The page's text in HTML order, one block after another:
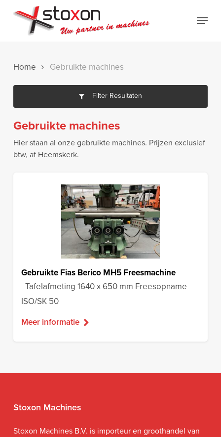
Menu
Home Gebruikte machines
Filter Resultaten
Gebruikte machines
Hier staan al onze gebruikte machines. Prijzen exclusief
btw, af Heemskerk.
Gebruikte Fias Berico MH5 Freesmachine
Tafelafmeting 1640 x 650 mm Freesopname
ISO/SK 50
Meer informatie
Stoxon Machines
Stoxon Machines B.V. is importeur en groothandel van